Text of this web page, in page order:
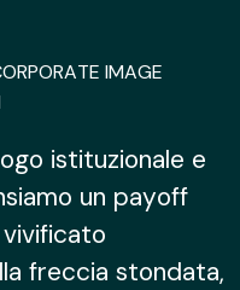
IMAGE
istituzionale e
un payoff
freccia stondata,